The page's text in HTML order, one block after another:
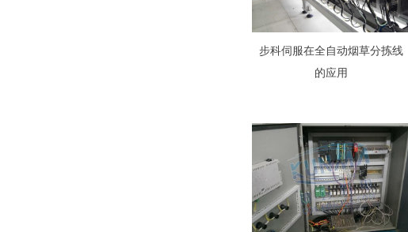
步科伺服在全自动烟草分拣线
的应用